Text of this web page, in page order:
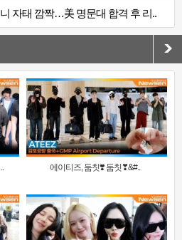
자태 깜짝…美 명문대 합격 후 리..
에이티즈, 둠칫❣️ 둠칫❣&#..